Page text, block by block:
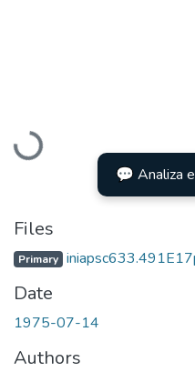
Loading...
💬 Analiza
Files
Primary
Date
1975-07-14
Authors